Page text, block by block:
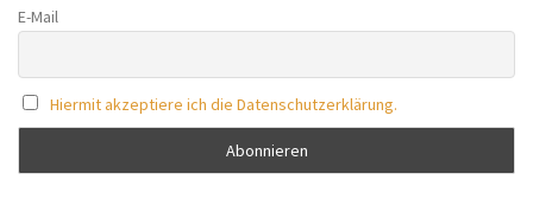
E-Mail
Hiermit akzeptiere ich die Datenschutzerklärung.